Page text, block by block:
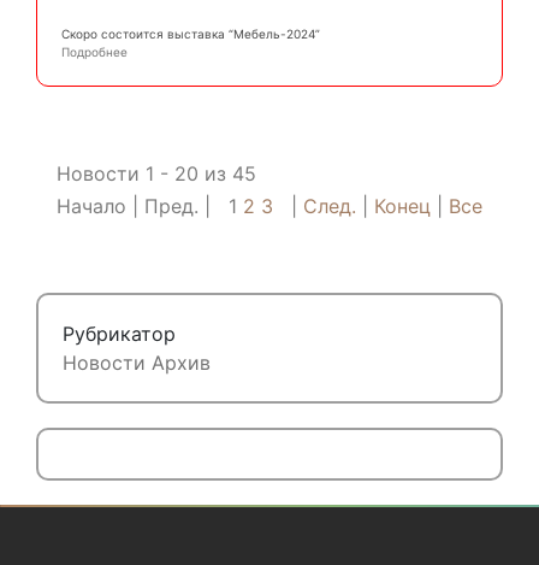
Скоро состоится выставка “Мебель-2024”
Подробнее
Новости 1 - 20 из 45
Начало
Пред. 1 2 3 След. Конец Все
Рубрикатор
Новости Архив